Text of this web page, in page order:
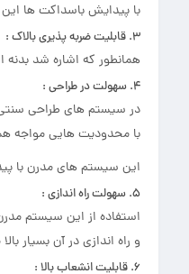
با پیدایش باسداکت ها
3. قابلیت ضربه پذیری بالاک :
همانطور که اشاره شد
4. سهولت در طراحی :
در سیستم های طراحی سنتی
با محدودیت هایی مواجه
این سیستم های مدرن با
5. سهولت راه اندازی :
استفاده از این سیستم
و راه اندازی در آن بسیار
6. قابلیت انشعاب بالا :